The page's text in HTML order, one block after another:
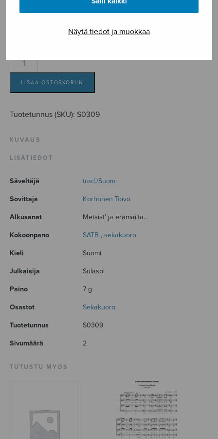
Näytä tiedot ja muokkaa
Ystävää
vailla
määräLISÄÄ OSTOSKORIIN
Tuotetunnus (SKU): S0309
KUVAUS
LISÄTIEDOT
Säveltäjä trad./Suomi
Sovittaja Korhonen Toivo
Alkusanat Metsist' ja erämailta...
Kokoonpano SATB , sekakuoro
Kieli Suomi
Julkaisija Sulasol
Paino 7 g
Osastot Sekakuoro
Tuotetunnus S0309
Sivumäärä 2
TUTUSTU MYÖS